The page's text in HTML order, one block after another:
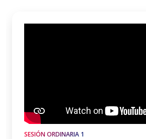
SESIÓN ORDINARIA 1